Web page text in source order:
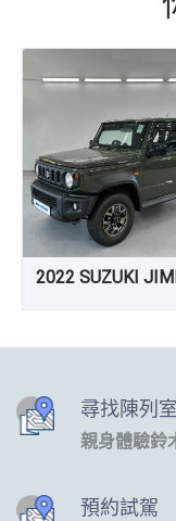
2022 SUZUKI
尋找陳列室
親身體驗鈴
預約試駕